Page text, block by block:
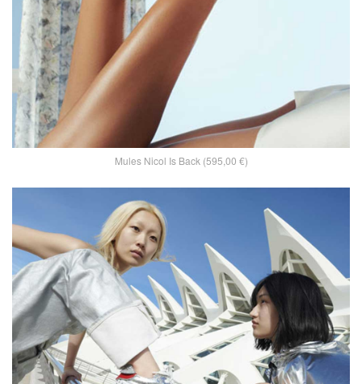
Mules Nicol Is Back (595,00 €)